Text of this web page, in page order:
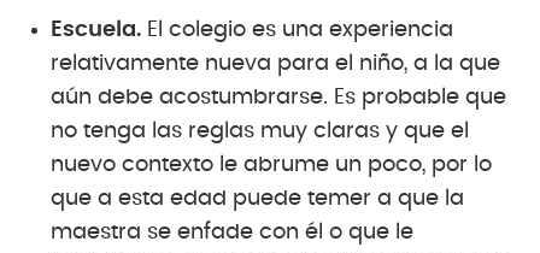
Escuela. El colegio es una experiencia
relativamente nueva para el niño, a la que
aún debe acostumbrarse. Es probable que
no tenga las reglas muy claras y que el
nuevo contexto le abrume un poco, por lo
que a esta edad puede temer a que la
maestra se enfade con él o que le